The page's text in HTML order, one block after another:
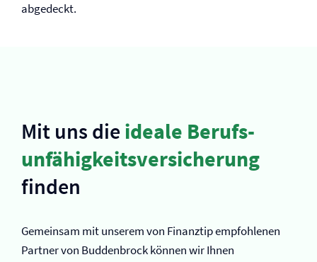
abgedeckt.
Mit uns die ideale Berufs­
unfähigkeits­versicherung
finden
Gemeinsam mit unserem von Finanztip empfohlenen
Partner von Buddenbrock können wir Ihnen